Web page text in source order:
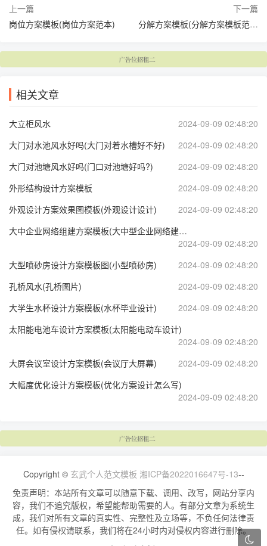
上一篇
岗位方案模板(岗位方案范本)
下一篇
分解方案模板(分解方案模板范文)
相关文章
大立柜风水
2024-09-09 02:48:20
大门对水池风水好吗(大门对着水槽好不好)
2024-09-09 02:48:20
大门对池塘风水好吗(门口对池塘好吗?)
2024-09-09 02:48:20
外形结构设计方案模板
2024-09-09 02:48:20
外观设计方案效果图模板(外观设计设计)
2024-09-09 02:48:20
大中企业网络组建方案模板(大中型企业网络建设方案)
2024-09-09 02:48:20
大型喷砂房设计方案模板图(小型喷砂房)
2024-09-09 02:48:20
孔桥风水(孔桥图片)
2024-09-09 02:48:20
大学生水杯设计方案模板(水杯毕业设计)
2024-09-09 02:48:20
太阳能电池车设计方案模板(太阳能电动车设计)
2024-09-09 02:48:20
大屏会议室设计方案模板(会议厅大屏幕)
2024-09-09 02:48:20
大幅度优化设计方案模板(优化方案设计怎么写)
2024-09-09 02:48:20
Copyright © 玄武个人范文模板 湘ICP备2022016647号-13--
免责声明：本站所有文章可以随意下载、调用、改写，网站分享内
容，我们不追究版权，希望能帮助需要的人。有部分文章为系统生
成，我们对所有文章的真实性、完整性及立场等，不负任何法律责
任。如有侵权请联系，我们将在24小时内对侵权内容进行删除。